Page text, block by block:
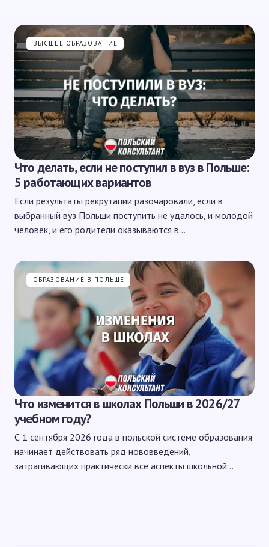
ВЫСШЕЕ ОБРАЗОВАНИЕ
Что делать, если не поступил в вуз в Польше:
5 работающих вариантов
Если результаты рекрутации разочаровали, если в
выбранный вуз Польши поступить не удалось, и молодой
человек, и его родители оказываются в…
ОБРАЗОВАНИЕ В ПОЛЬШЕ
Что изменится в школах Польши в 2026/27
учебном году?
С 1 сентября 2026 года в польской системе образования
начинает действовать ряд нововведений,
затрагивающих практически все аспекты школьной…